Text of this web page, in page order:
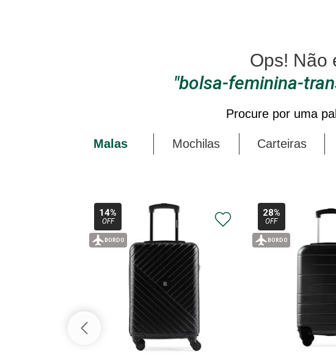
bolsa-feminina-
Procure por uma
Malas Mochilas Carteiras
14% 28%